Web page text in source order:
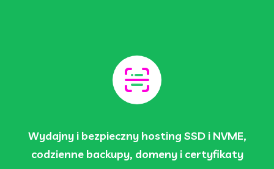
Wydajny i bezpieczny hosting SSD i NVME,
codzienne backupy, domeny i certyfikaty